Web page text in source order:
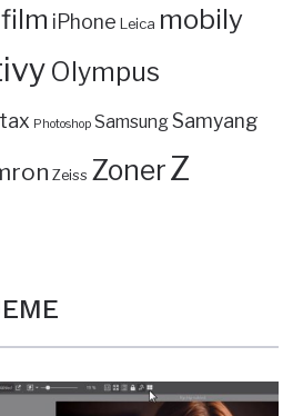
iPhone Leica mobily
Olympus
Photoshop SamsungSamyang
Zeiss ZonerZ